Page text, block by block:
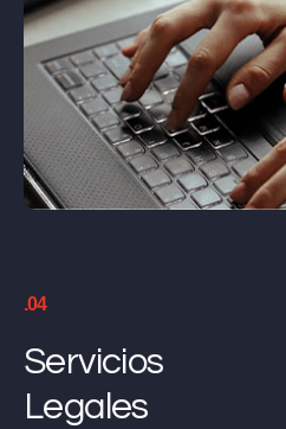
.04
Servicios
Legales